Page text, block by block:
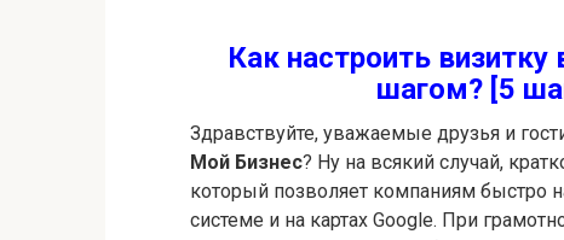
Как настроить
шагом? [5
Здравствуйте, уважаемые друзья и
Мой Бизнес? Ну на всякий случай,
который позволяет компаниям быстро
системе и на картах Google. При